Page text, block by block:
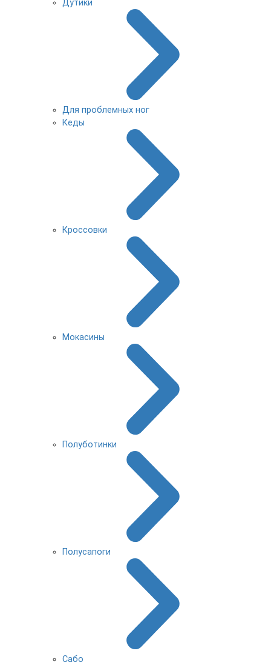
Дутики
Для проблемных ног
Кеды
Кроссовки
Мокасины
Полуботинки
Полусапоги
Сабо